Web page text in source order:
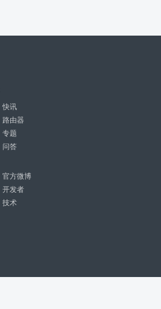
快讯
路由器
专题
问答
官方微博
开发者
技术